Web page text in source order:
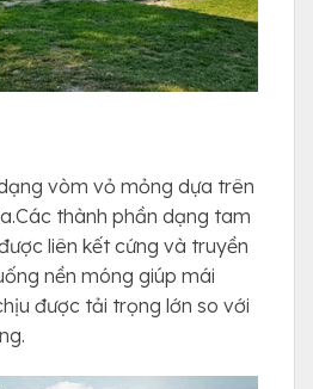
vòm vỏ mỏng dựa trên
thành phần dạng tam
liên kết cứng và truyền
nền móng giúp mái
được tải trọng lớn so với